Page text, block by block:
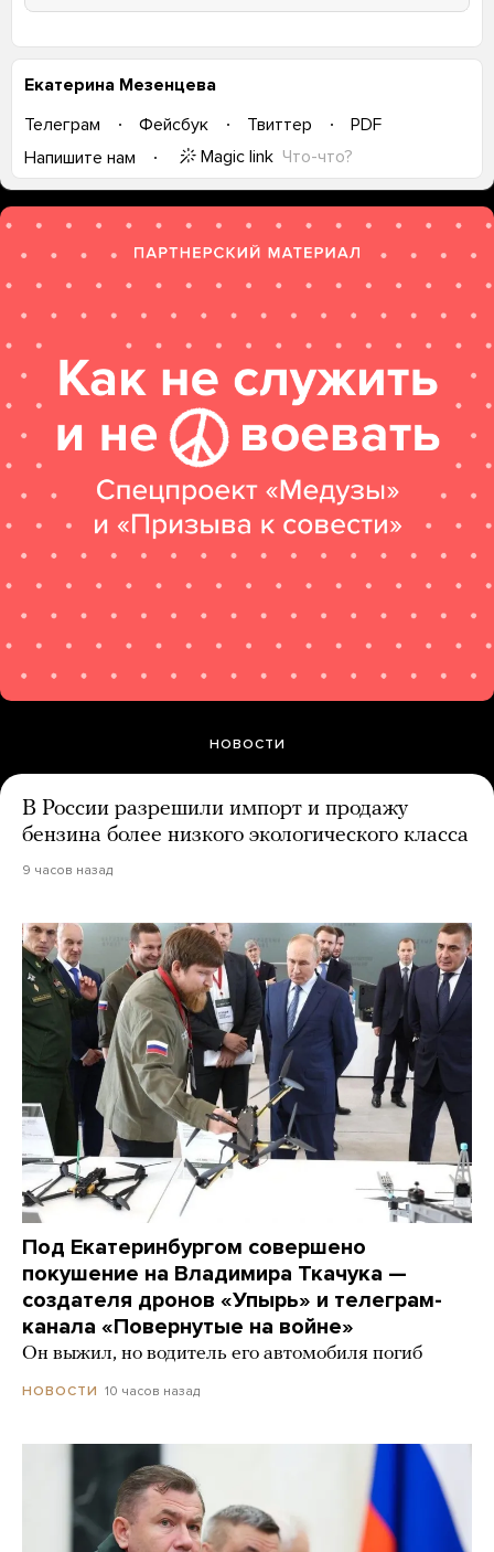
Екатерина Мезенцева
Телеграм
Фейсбук Твиттер
PDF
Напишите нам
Magic link Что-что?
НОВОСТИ
В России разрешили импорт и продажу
бензина более низкого экологического класса
9 часов назад
Под Екатеринбургом совершено
покушение на Владимира Ткачука —
создателя дронов «Упырь» и телеграм-
канала «Повернутые на войне»
Он выжил, но водитель его автомобиля погиб
НОВОСТИ 10 часов назад